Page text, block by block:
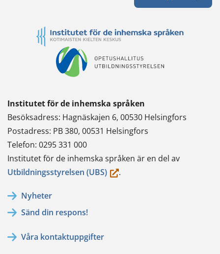
Institutet för de inhemska språken
Besöksadress: Hagnäskajen 6, 00530 Helsingfors
Postadress: PB 380, 00531 Helsingfors
Telefon: 0295 331 000
Institutet för de inhemska språken är en del av
Utbildningsstyrelsen (UBS)(du.
Nyheter
Sänd din respons!
Våra kontaktuppgifter